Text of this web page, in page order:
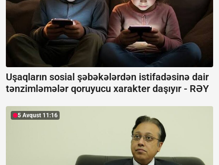
Uşaqların sosial şəbəkələrdən istifadəsinə dair
tənzimləmələr qoruyucu xarakter daşıyır - RƏY
5 Avqust 11:16